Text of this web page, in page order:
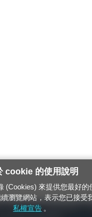
（市話、手機，僅限發現軌道、平
cookie 的使用說明
(Cookies) 來提供您最好的
瀏覽網站，表示您已接受
私權宣告 。